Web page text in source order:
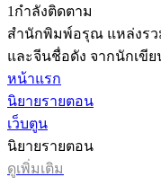
1 กำลังติดตาม
สำนักพิมพ์อรุณ แหล่งรว
และจีนชื่อดัง จากนักเขี
หน้าแรก
นิยายรายตอน
เว็บตูน
นิยายรายตอน
ดูเพิ่มเติม